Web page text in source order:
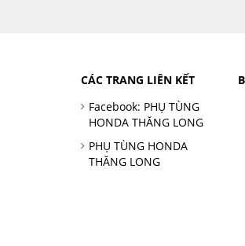
CÁC TRANG LIÊN KẾT
Facebook: PHỤ TÙNG
HONDA THĂNG LONG
PHỤ TÙNG HONDA
THĂNG LONG